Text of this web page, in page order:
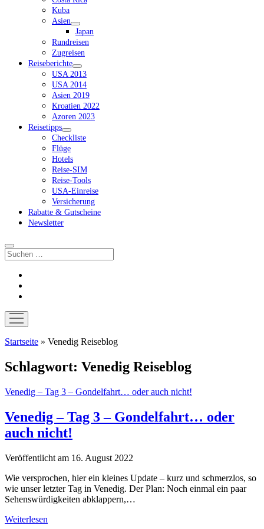
Kuba
Asien
Dropdown-
Menü
öffnen
Japan
Rundreisen
Zugreisen
Reiseberichte
Dropdown-
Menü
öffnen
USA 2013
USA 2014
Asien 2019
Kroatien 2022
Azoren 2023
Reisetipps
Dropdown-
Menü
öffnen
Checkliste
Flüge
Hotels
Reise-SIM
Reise-Tools
USA-Einreise
Versicherung
Rabatte & Gutscheine
Newsletter
Suchen
Menü
öffnen
Startseite » Venedig Reiseblog
Schlagwort: Venedig Reiseblog
Venedig – Tag 3 – Gondelfahrt… oder auch nicht!
Venedig – Tag 3 – Gondelfahrt… oder
auch nicht!
Veröffentlicht am 16. August 2022
Wie versprochen, hier ein kleines Update – kurz und schmerzlos, so
wie unser letzter Tag in Venedig. Der Plan: Noch einmal ein paar
Sehenswürdigkeiten abklappern,…
Weiterlesen